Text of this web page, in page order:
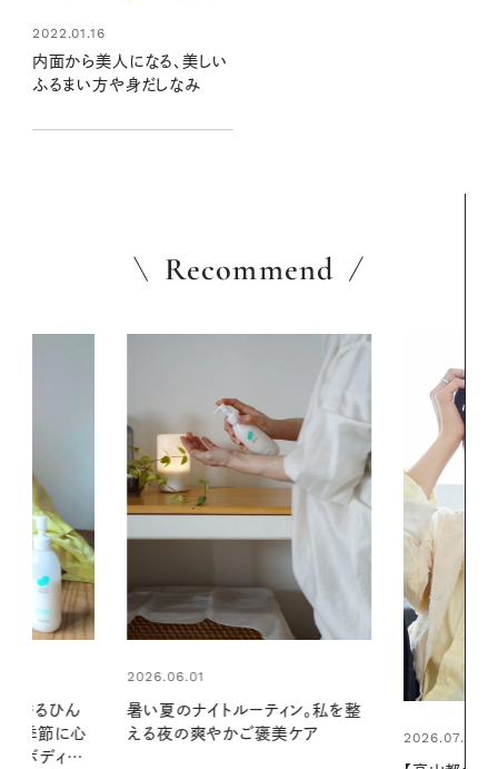
2022.01.16
内面から美人になる、美しい
ふるまい方や身だしなみ
Recommend
ン。私を整
ケア
2026.07.21
2026.06.01
の一日。汗ば